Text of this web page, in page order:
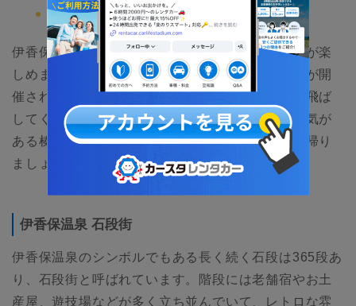
榛名神社
伊香保温泉では石段街にあるグルメと歴史の両方が楽
しめます。榛名湖は春夏秋冬さまざまなイベントが開
催されているので、いつ来ても日々の疲れを吹き飛ば
してくれる場所です。パワースポットとしても人気が
ある榛名神社で、しっかりパワーをチャージして帰り
ましょう。
伊香保温泉 石段街
伊香保温泉のシンボルでもある長く続く石段は365段あ
り、石段街と呼ばれています。階段には老舗宿やお土
産屋、遊技場などが多く立ち並んでいて、レトロな雰